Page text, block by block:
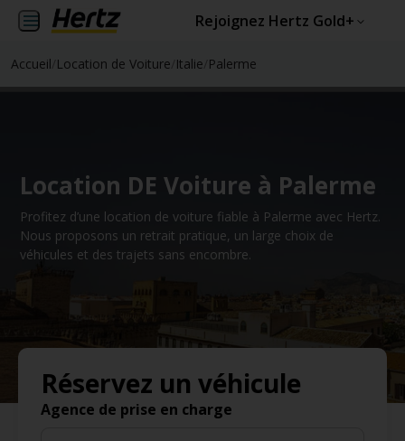
Rejoignez Hertz Gold+
Accueil Location de Voiture Italie Palerme
Location DE Voiture à Palerme
Profitez d’une location de voiture fiable à Palerme avec Hertz.
Nous proposons un retrait pratique, un large choix de
véhicules et des trajets sans encombre.
Réservez un véhicule
Agence de prise en charge